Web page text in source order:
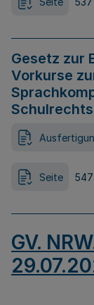
Gesetz zur
Vorkurse
Seite 547
GV.